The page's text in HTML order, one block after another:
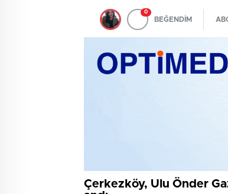
0
BEĞENDİM
Çerkezköy, Ulu Önder